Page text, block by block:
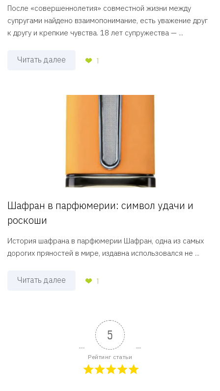
После «совершеннолетия» совместной жизни между
супругами найдено взаимопонимание, есть уважение друг
к другу и крепкие чувства. 18 лет супружества — ...
Читать далее 1
Шафран в парфюмерии: символ удачи и
роскоши
История шафрана в парфюмерии Шафран, одна из самых
дорогих пряностей в мире, издавна использовался не ...
Читать далее 1
5
Рейтинг статьи